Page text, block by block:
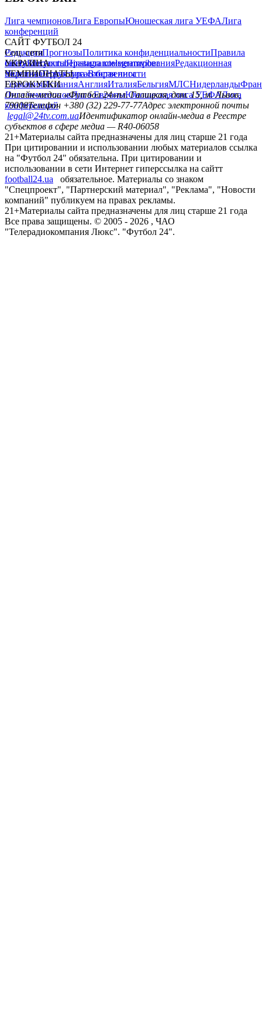
Лига чемпионовЛига ЕвропыЮношеская лига УЕФАЛига
конференций
САЙТ ФУТБОЛ 24
РедакцияПрогнозыПолитика конфиденциальностиПравила
сайтуКонтактыПравила комментированияРедакционная
политикаСтруктура собственности
Соц. сети
facebookxyoutubeinstagramtelegramviber
УКРАИНА
УкраинаПервая лигаВторая лига
ЧЕМПИОНАТЫ
ГерманияИспанияАнглияИталияБельгияМЛСНидерланды
ЕВРОКУБКИ
Лига чемпионовЛига ЕвропыЮношеская лига УЕФАЛига
конференций
Онлайн-медиа «Футбол 24»пл. Галицкая, дом. 15, м. Львов,
79008Телефон +380 (32) 229-77-77Адрес электронной почты
legal@24tv.com.uaИдентификатор онлайн-медиа в Реестре
субъектов в сфере медиа — R40-06058
21+Материалы сайта предназначены для лиц старше 21 года
При цитировании и использовании любых материалов ссылка
на "Футбол 24" обязательна. При цитировании и
использовании в сети Интернет гиперссылка на сайтт
football24.ua
обязательное. Материалы со знаком
"Спецпроект", "Партнерский материал", "Реклама", "Новости
компаний" публикуем на правах рекламы.
21+Материалы сайта предназначены для лиц старше 21 года
Все права защищены. © 2005 - 2026 , ЧАО
"Телерадиокомпания Люкс". "Футбол 24".